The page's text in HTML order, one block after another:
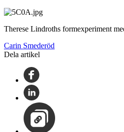
Therese Lindroths formexperiment
Carin Smederöd
Dela artikel